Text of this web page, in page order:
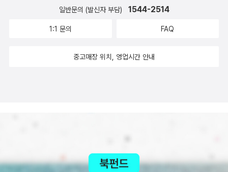
일반문의 (발신자 부담) 1544-2514
1:1 문의 FAQ
중고매장 위치, 영업시간 안내